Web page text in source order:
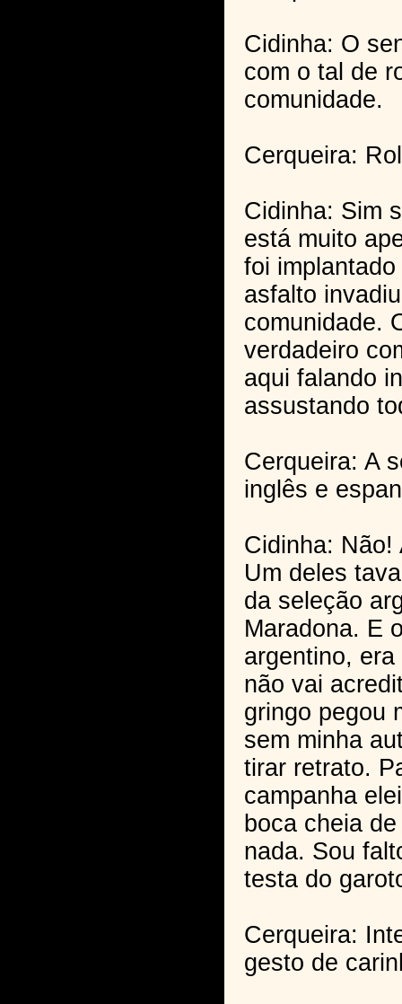
Cidinha: O
com o tal de
comunidade.
Cerqueira:
Cidinha: Sim
está muito
foi
asfalto
comunidade.
verdadeiro
aqui falando
assustando
Cerqueira: A
inglês e
Cidinha: Não!
Um deles
da seleção
Maradona. E
argentino,
não vai
gringo pegou
sem minha
tirar retrato.
campanha
boca cheia
nada. Sou
testa do
Cerqueira:
gesto de